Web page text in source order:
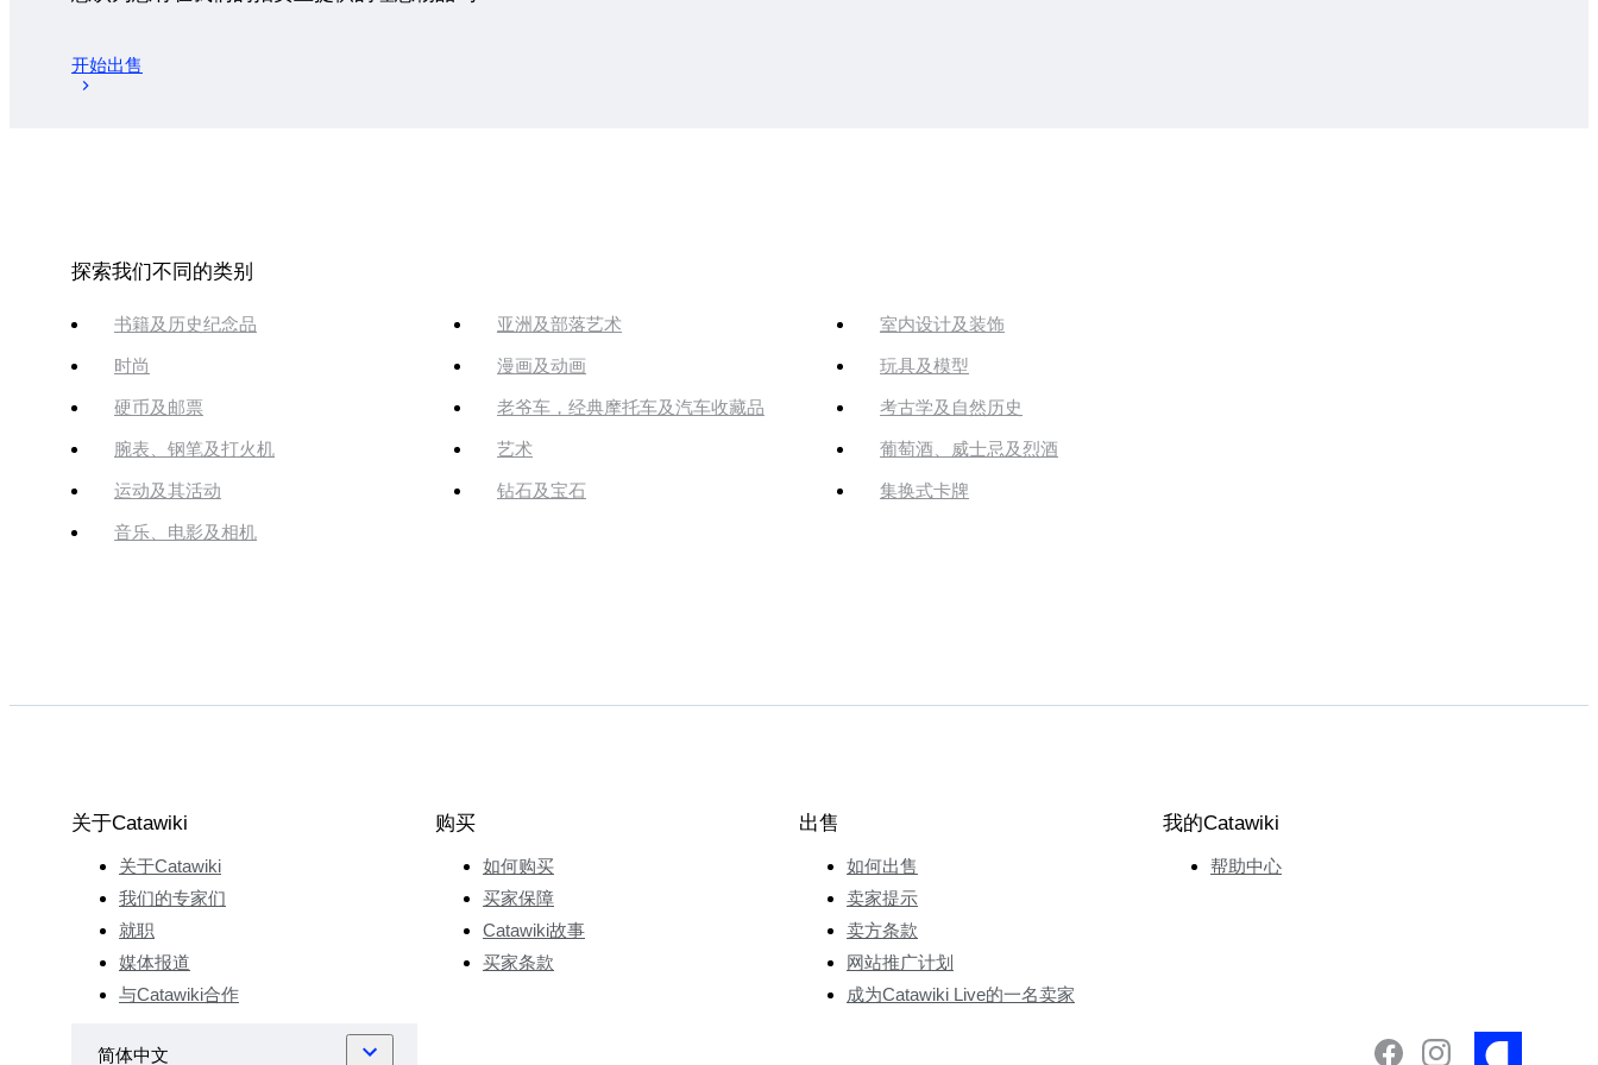
开始出售
探索我们不同的类别
书籍及历史纪念品 亚洲及部落艺术 室内设计及装饰
时尚 漫画及动画 玩具及模型
硬币及邮票 老爷车，经典摩托车及汽车收藏品 考古学及自然历史
腕表、钢笔及打火机 艺术 葡萄酒、威士忌及烈酒
运动及其活动 钻石及宝石 集换式卡牌
音乐、电影及相机
关于Catawiki
关于Catawiki
我们的专家们
就职
媒体报道
与Catawiki合作
购买
如何购买
买家保障
Catawiki故事
买家条款
出售
如何出售
卖家提示
卖方条款
网站推广计划
成为Catawiki Live的一名卖家
我的Catawiki
帮助中心